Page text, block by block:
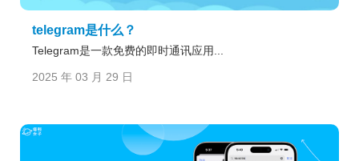
telegram是什么？
Telegram是一款免费的即时通讯应用...
2025 年 03 月 29 日